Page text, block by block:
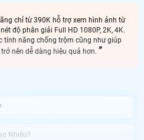
chỉ từ 390K hỗ trợ xem hình ảnh từ
độ phân giải Full HD 1080P, 2K, 4K.
tính năng chống trộm cũng như giúp
nên dễ dàng hiệu quả hơn.
Nhiêu?